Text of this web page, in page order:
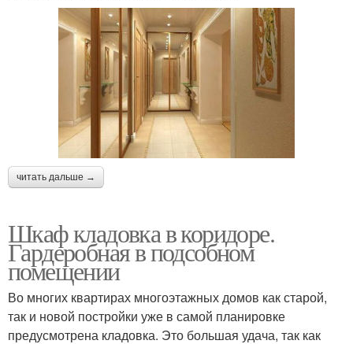
читать дальше →
Шкаф кладовка в коридоре.
Гардеробная в подсобном
помещении
Во многих квартирах многоэтажных домов как старой,
так и новой постройки уже в самой планировке
предусмотрена кладовка. Это большая удача, так как